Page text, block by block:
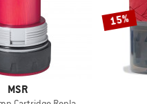
MSR
15%